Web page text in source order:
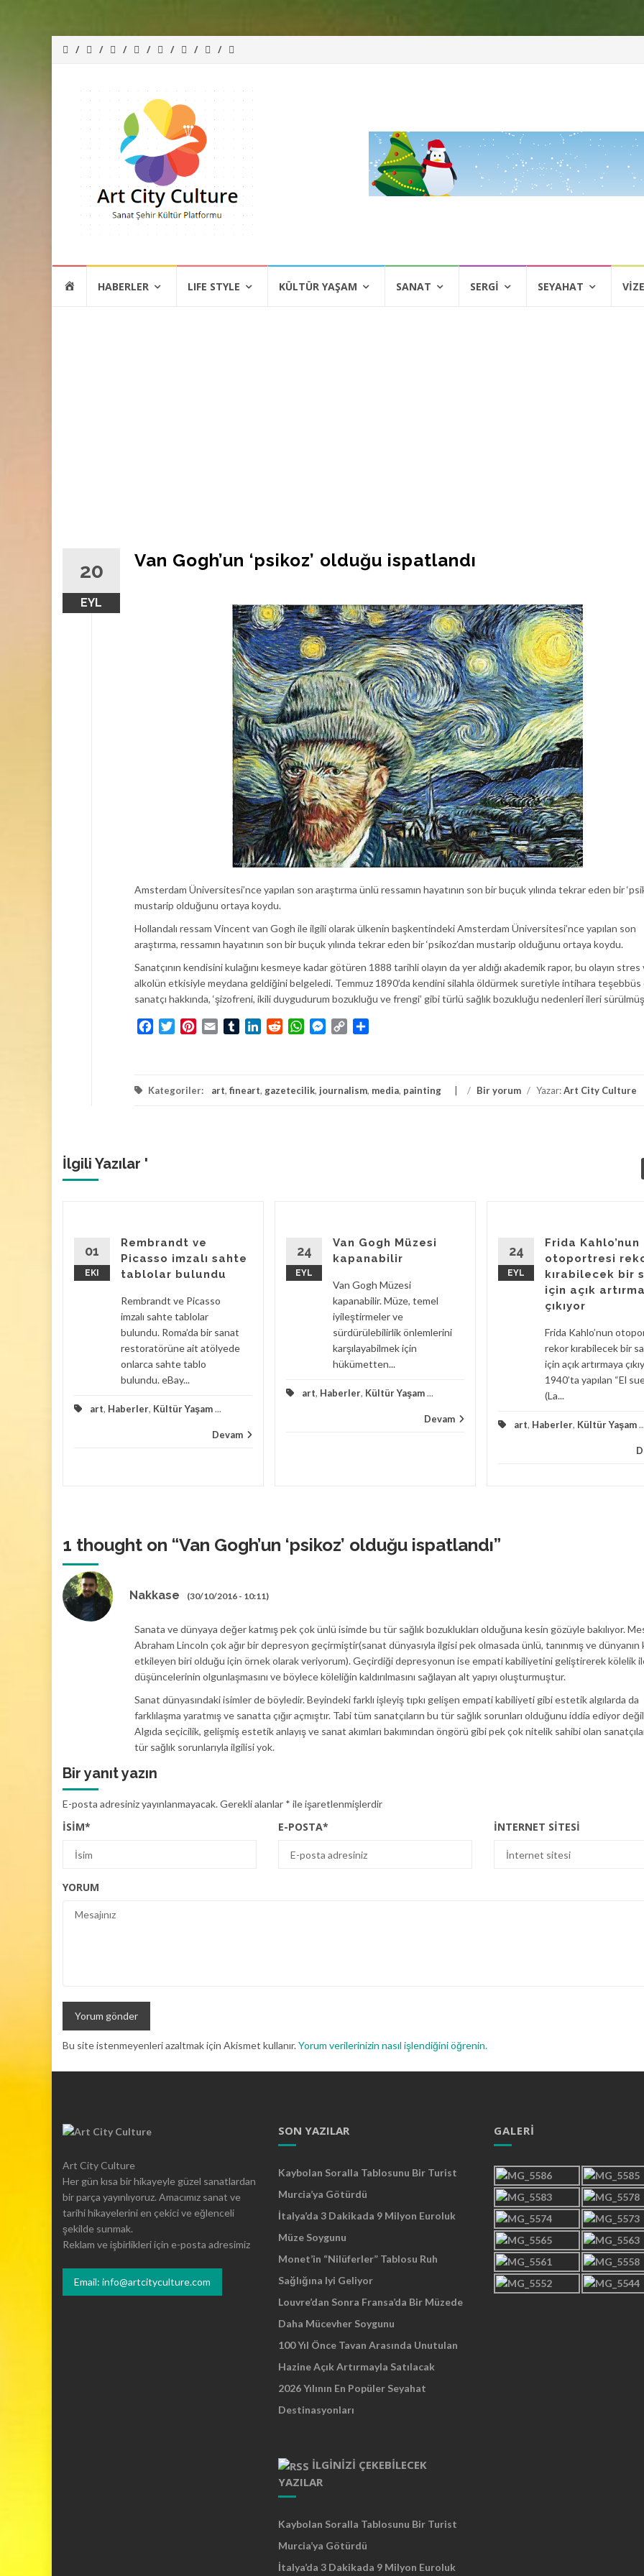
atla
HOMEHABERLER LIFE STYLE KÜLTÜR YAŞAM SANAT SERGI SEYAHAT VIZE
20
EYL
Van Gogh’un ‘psikoz’ olduğu ispatlandı
Amsterdam Üniversitesi’nce yapılan son araştırma ünlü ressamın hayatının son bir buçuk yılında tekrar eden bir
mustarip olduğunu ortaya koydu.
Hollandalı ressam Vincent van Gogh ile ilgili olarak ülkenin başkentindeki Amsterdam Üniversitesi’nce yapılan son
araştırma, ressamın hayatının son bir buçuk yılında tekrar eden bir ‘psikoz’dan mustarip olduğunu ortaya koydu.
Sanatçının kendisini kulağını kesmeye kadar götüren 1888 tarihli olayın da yer aldığı akademik rapor, bu olayın stres
alkolün etkisiyle meydana geldiğini belgeledi. Temmuz 1890’da kendini silahla öldürmek suretiyle intihara teşebbüs
sanatçı hakkında, ‘şizofreni, ikili duygudurum bozukluğu ve frengi’ gibi türlü sağlık bozukluğu nedenleri ileri
FacebookTwitterPinterest
Email TumblrLinkedInRedditWhatsApp
Messenger
Copy
Kategoriler: art, fineart, gazetecilik, journalism, media, painting / Bir yorum / Yazar:Art City Culture
İlgili Yazılar '
01
EKI
Rembrandt ve
Picasso imzalı sahte
tablolar bulundu
Rembrandt ve Picasso
imzalı sahte tablolar
bulundu. Roma’da bir sanat
restoratörüne ait atölyede
onlarca sahte tablo
bulundu. eBay...
art, Haberler, Kültür Yaşam...
Devam
24
EYL
Van Gogh Müzesi
kapanabilir
Van Gogh Müzesi
kapanabilir. Müze, temel
iyileştirmeler ve
sürdürülebilirlik önlemlerini
karşılayabilmek için
hükümetten...
art, Haberler, Kültür Yaşam...
Devam
24
EYL
Frida Kahlo’nun
otoportresi
kırabilecek bir
için açık
çıkıyor
Frida Kahlo’nun
rekor kırabilecek bir
için açık artırmaya
1940’ta yapılan “El
(La...
art, Haberler, Kültür Yaşam...
1 thought on “Van Gogh’un ‘psikoz’ olduğu ispatlandı”
Nakkase (30/10/2016 - 10:11)
Sanata ve dünyaya değer katmış pek çok ünlü isimde bu tür sağlık bozuklukları olduğuna kesin gözüyle bakılıyor.
Abraham Lincoln çok ağır bir depresyon geçirmiştir(sanat dünyasıyla ilgisi pek olmasada ünlü, tanınmış ve dünyanın
etkileyen biri olduğu için örnek olarak veriyorum). Geçirdiği depresyonun ise empati kabiliyetini geliştirerek kölelik
düşüncelerinin olgunlaşmasını ve böylece köleliğin kaldırılmasını sağlayan alt yapıyı oluşturmuştur.
Sanat dünyasındaki isimler de böyledir. Beyindeki farklı işleyiş tıpkı gelişen empati kabiliyeti gibi estetik algılarda da
farklılaşma yaratmış ve sanatta çığır açmıştır. Tabi tüm sanatçıların bu tür sağlık sorunları olduğunu iddia ediyor
Algıda seçicilik, gelişmiş estetik anlayış ve sanat akımları bakımından öngörü gibi pek çok nitelik sahibi olan
tür sağlık sorunlarıyla ilgilisi yok.
Bir yanıt yazın
E-posta adresiniz yayınlanmayacak.Gerekli alanlar * ile işaretlenmişlerdir
İSIM* E-POSTA* İNTERNET SITESI
YORUM
Bu site istenmeyenleri azaltmak için Akismet kullanır.Yorum verilerinizin nasıl işlendiğini öğrenin.
Art City Culture
Her gün kısa bir hikayeyle güzel sanatlardan
bir parça yayınlıyoruz. Amacımız sanat ve
tarihi hikayelerini en çekici ve eğlenceli
şekilde sunmak.
Reklam ve işbirlikleri için e-posta adresimiz
Email: info@artcityculture.com
SON YAZILAR
Kaybolan Soralla Tablosunu Bir Turist
Murcia’ya Götürdü
İtalya’da 3 Dakikada 9 Milyon Euroluk
Müze Soygunu
Monet’in “Nilüferler” Tablosu Ruh
Sağlığına Iyi Geliyor
Louvre’dan Sonra Fransa’da Bir Müzede
Daha Mücevher Soygunu
100 Yıl Önce Tavan Arasında Unutulan
Hazine Açık Artırmayla Satılacak
2026 Yılının En Popüler Seyahat
Destinasyonları
İLGINIZI ÇEKEBILECEK
YAZILAR
Kaybolan Soralla Tablosunu Bir Turist
Murcia’ya Götürdü
İtalya’da 3 Dakikada 9 Milyon Euroluk
GALERI